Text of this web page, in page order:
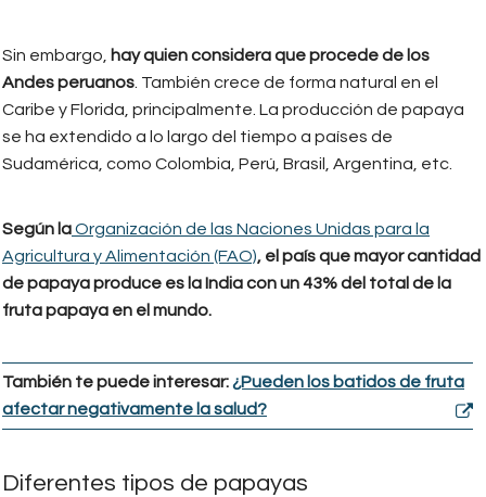
Sin embargo, hay quien considera que procede de los
Andes peruanos . También crece de forma natural en el
Caribe y Florida, principalmente. La producción de papaya
se ha extendido a lo largo del tiempo a países de
Sudamérica, como Colombia, Perú, Brasil, Argentina, etc.
Según laOrganización de las Naciones Unidas para la
Agricultura y Alimentación (FAO), el país que mayor cantidad
de papaya produce es la India con un 43% del total de la
fruta papaya en el mundo.
También te puede interesar:¿Pueden los batidos de fruta
afectar negativamente la salud?
Diferentes tipos de papayas